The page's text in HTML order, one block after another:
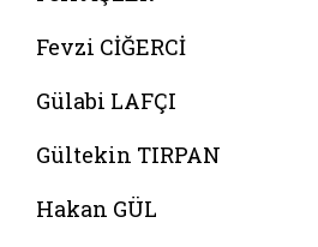
Fevzi CİĞERCİ
Gülabi LAFÇI
Gültekin TIRPAN
Hakan GÜL